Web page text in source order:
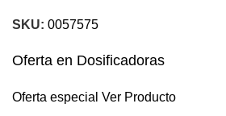
SKU:0057575
Oferta en Dosificadoras
Oferta especialVer Producto